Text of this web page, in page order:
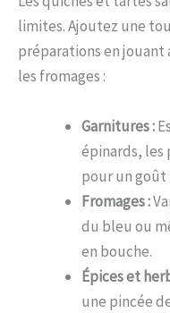
limites. Ajoutez une
préparations en jouant
les fromages :
Garnitures :
épinards, les
pour un goût
Fromages :
du bleu ou
en bouche.
Épices et
une pincée